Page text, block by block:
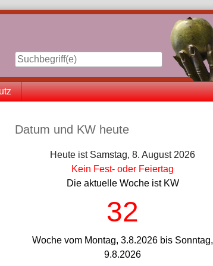
Seitenleiste
Datum und KW heute
Heute ist Samstag, 8. August 2026
Kein Fest- oder Feiertag
Die aktuelle Woche ist KW
32
Woche vom Montag, 3.8.2026 bis Sonntag,
9.8.2026